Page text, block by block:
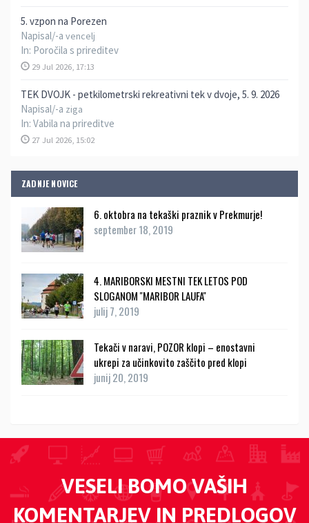
5. vzpon na Porezen
Napisal/-a vencelj
In: Poročila s prireditev
29 Jul 2026, 17:13
TEK DVOJK - petkilometrski rekreativni tek v dvoje, 5. 9. 2026
Napisal/-a ziga
In: Vabila na prireditve
27 Jul 2026, 15:02
ZADNJE NOVICE
6. oktobra na tekaški praznik v Prekmurje!
september 18, 2019
4. MARIBORSKI MESTNI TEK LETOS POD
SLOGANOM ''MARIBOR LAUFA''
julij 7, 2019
Tekači v naravi, POZOR klopi – enostavni
ukrepi za učinkovito zaščito pred klopi
junij 20, 2019
VESELI BOMO VAŠIH
KOMENTARJEV IN PREDLOGOV